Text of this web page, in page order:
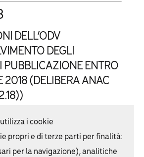
DELL’ODV
DEGLI
PUBBLICAZIONE ENTRO
2018 (DELIBERA ANAC
di sintesi
i cookie
propri e di terze parti per finalità:
per la navigazione), analitiche